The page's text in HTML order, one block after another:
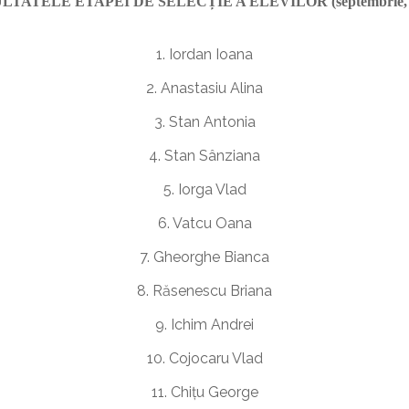
1. Iordan Ioana
2. Anastasiu Alina
3. Stan Antonia
4. Stan Sânziana
5. Iorga Vlad
6. Vatcu Oana
7. Gheorghe Bianca
8. Răsenescu Briana
9. Ichim Andrei
10. Cojocaru Vlad
11. Chițu George